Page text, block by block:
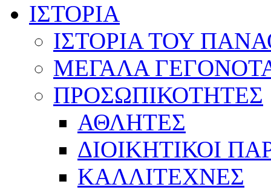
ΙΣΤΟΡΙΑ
ΙΣΤΟΡΙΑ ΤΟΥ
ΜΕΓΑΛΑ
ΠΡΟΣΩΠΙΚΟΤΗΤΕΣ
ΑΘΛΗΤΕΣ
ΔΙΟΙΚΗΤΙΚΟΙ
ΚΑΛΛΙΤΕΧΝΕΣ